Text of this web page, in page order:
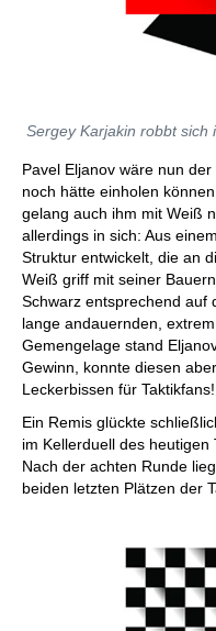
Sergey Karjakin robbt sich
Pavel Eljanov wäre nun
noch hätte einholen
gelang auch ihm mit Weiß
allerdings in sich: Aus
Struktur entwickelt, die an
Weiß griff mit seiner
Schwarz entsprechend auf
lange andauernden,
Gemengelage stand
Gewinn, konnte diesen
Leckerbissen für Taktikfans!
Ein Remis glückte
im Kellerduell des heutigen
Nach der achten Runde
beiden letzten Plätzen der